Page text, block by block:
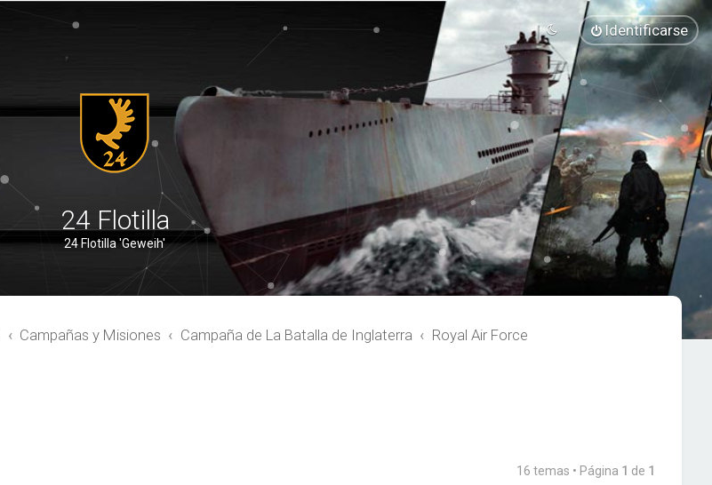
Identificarse
24 Flotilla
24 Flotilla 'Geweih'
Campañas y Misiones Campaña de La Batalla de Inglaterra Royal Air Force
16 temas • Página 1 de 1